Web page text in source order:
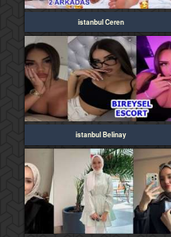
istanbul Ceren
istanbul Belinay